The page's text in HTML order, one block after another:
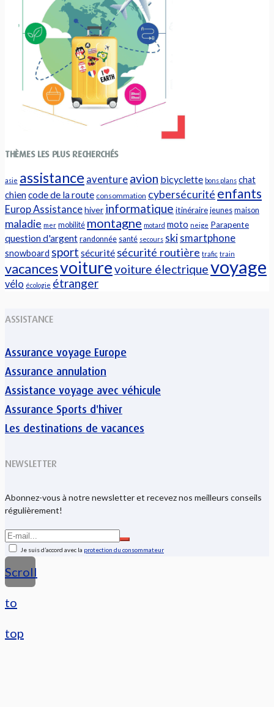
THÈMES LES PLUS RECHERCHÉS
asie assistance aventure avion bicyclette bons plans chat
chiencode de la route consommation cybersécurité enfants
Europ Assistancehiver informatique itinéraire jeunes maison
maladie mer mobilité montagne motard moto neige Parapente
question d'argent randonnée santé secours ski smartphone
snowboard sport sécurité sécurité routière trafic train
vacancesvoiturevoiture électriquevoyage
vélo écologie étranger
ASSISTANCE
Assurance voyage Europe
Assurance annulation
Assistance voyage avec véhicule
Assurance Sports d'hiver
Les destinations de vacances
NEWSLETTER
Abonnez-vous à notre newsletter et recevez nos meilleurs conseils
régulièrement!
Je suis d’accord avec la protection du consommateur
Scroll
to
top